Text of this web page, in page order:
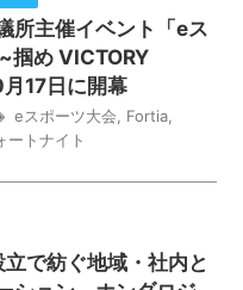
所主催イベント「eス
掴め VICTORY
17日に開幕
eスポーツ大会 Fortia
ートナイト
で紡ぐ地域・社内と